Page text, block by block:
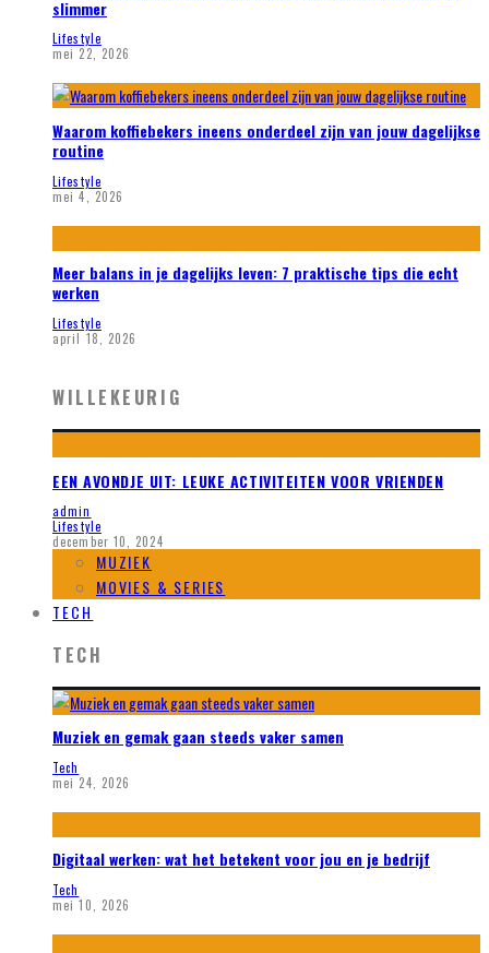
slimmer
Lifestyle
mei 22, 2026
Waarom koffiebekers ineens onderdeel zijn van jouw dagelijkse
routine
Lifestyle
mei 4, 2026
Meer balans in je dagelijks leven: 7 praktische tips die echt
werken
Lifestyle
april 18, 2026
WILLEKEURIG
EEN AVONDJE UIT: LEUKE ACTIVITEITEN VOOR VRIENDEN
admin
Lifestyle
december 10, 2024
MUZIEK
MOVIES & SERIES
TECH
TECH
Muziek en gemak gaan steeds vaker samen
Tech
mei 24, 2026
Digitaal werken: wat het betekent voor jou en je bedrijf
Tech
mei 10, 2026